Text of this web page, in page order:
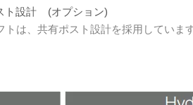
ト設計 (オプション)
トは、共有ポスト設計を採用してい